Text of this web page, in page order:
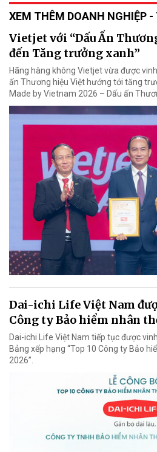
XEM THÊM DOANH NGHIỆP
Vietjet với “Dấu Ấn
đến Tăng trưởng xanh”
Hãng hàng không Vietjet vừa được
ấn Thương hiệu Việt hướng tới tăng
Made by Vietnam 2026 – Dấu ấn
Dai-ichi Life Việt Nam
Công ty Bảo hiểm nhân
Dai-ichi Life Việt Nam tiếp tục được
Bảng xếp hạng “Top 10 Công ty Bảo
2026”.